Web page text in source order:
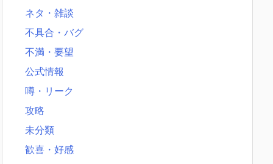
ネタ・雑談
不具合・バグ
不満・要望
公式情報
噂・リーク
攻略
未分類
歓喜・好感